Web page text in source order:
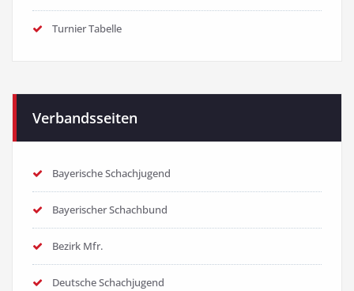
Turnier Tabelle
Verbandsseiten
Bayerische Schachjugend
Bayerischer Schachbund
Bezirk Mfr.
Deutsche Schachjugend